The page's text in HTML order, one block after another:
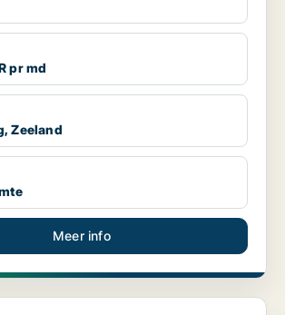
pr md
Zeeland
Meer info
in Tholen, Zeeland